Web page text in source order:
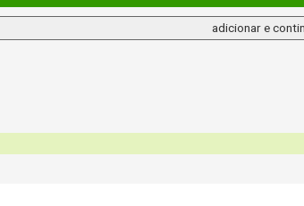
adicionar e